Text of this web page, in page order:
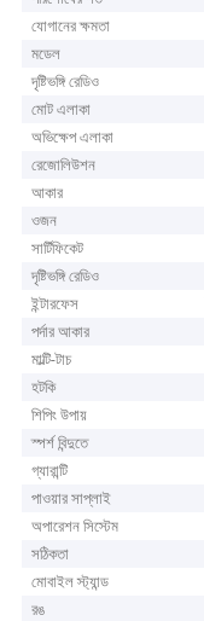
যোগানের ক্ষমতা
মডেল
দৃষ্টিভঙ্গি রেডিও
মোট এলাকা
অভিক্ষেপ এলাকা
রেজোলিউশন
আকার
ওজন
সার্টিফিকেট
দৃষ্টিভঙ্গি রেডিও
ইন্টারফেস
পর্দার আকার
মাল্টি-টাচ
হটকি
শিপিং উপায়
স্পর্শ বিন্দুতে
গ্যারান্টি
পাওয়ার সাপ্লাই
অপারেশন সিস্টেম
সঠিকতা
মোবাইল স্ট্যান্ড
রঙ